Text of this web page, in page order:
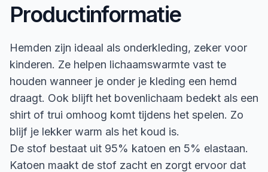
Productinformatie
Hemden zijn ideaal als onderkleding, zeker voor
kinderen. Ze helpen lichaamswarmte vast te
houden wanneer je onder je kleding een hemd
draagt. Ook blijft het bovenlichaam bedekt als een
shirt of trui omhoog komt tijdens het spelen. Zo
blijf je lekker warm als het koud is.
De stof bestaat uit 95% katoen en 5% elastaan.
Katoen maakt de stof zacht en zorgt ervoor dat